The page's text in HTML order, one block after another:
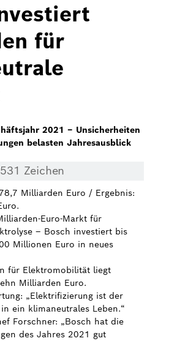
in Österreich
für
2021 – Unsicherheiten
belasten Jahresausblick
Zeichen
Milliarden Euro / Ergebnis:
Euro-Markt für
– Bosch investiert bis
Millionen Euro in neues
für Elektromobilität liegt
Milliarden Euro.
„Elektrifizierung ist der
ein klimaneutrales Leben.“
Forschner: „Bosch hat die
des Jahres 2021 gut